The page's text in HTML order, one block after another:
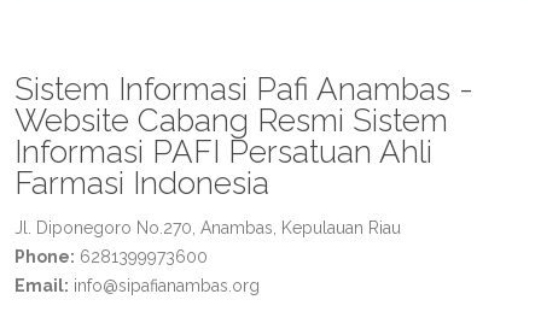
Sistem Informasi Pafi Anambas -
Website Cabang Resmi Sistem
Informasi PAFI Persatuan Ahli
Farmasi Indonesia
Jl. Diponegoro No.270, Anambas, Kepulauan Riau
Phone: 6281399973600
Email: info@sipafianambas.org